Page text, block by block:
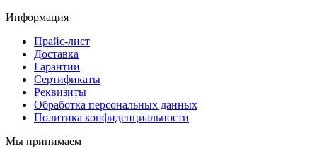
Информация
Прайс-лист
Доставка
Гарантии
Сертификаты
Реквизиты
Обработка персональных данных
Политика конфиденциальности
Мы принимаем